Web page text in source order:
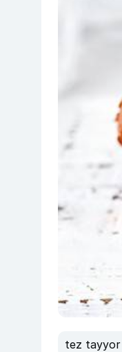
tez tayyor